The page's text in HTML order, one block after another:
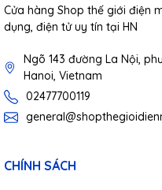
Cửa hàng Shop thế giới điện
dụng, điện tử uy tín tại HN
Ngõ 143 đường La Nội,
Hanoi, Vietnam
02477700119
CHÍNH SÁCH